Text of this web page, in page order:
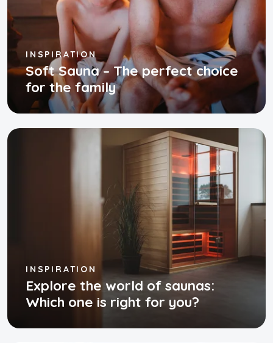
INSPIRATION
Soft Sauna – The perfect choice
for the family
INSPIRATION
Explore the world of saunas:
Which one is right for you?